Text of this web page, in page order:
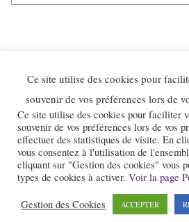
Le site et la newsletter Jazz-Rhone-Alpes.com
« Loi 1901 » « Jazz en Rhône-Alpes » qui a
Pour nous contacter :contact@jazz-
Ce site utilise des cookies pour
souvenir de vos préférences lors de
Ce site utilise des cookies pour faciliter
souvenir de vos préférences lors de vos
effectuer des statistiques de visite. En
vous consentez à l'utilisation de
cliquant sur "Gestion des cookies" vous
types de cookies à activer. Voir la page
Gestion des Cookies ACCEPTER